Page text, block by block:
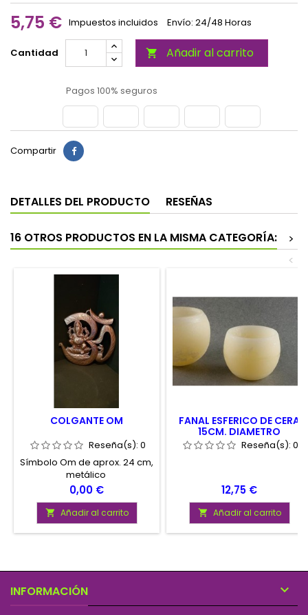
5,75 € Impuestos incluidos Envío: 24/48 Horas
Cantidad  Añadir al carrito
Pagos 100% seguros
Compartir
DETALLES DEL PRODUCTO RESEÑAS
16 OTROS PRODUCTOS EN LA MISMA CATEGORÍA:
>
<
COLGANTE OM
Reseña(s): 0
Símbolo Om de aprox. 24 cm,
metálico
Precio
0,00 €
 Añadir al carrito
FANAL ESFERICO DE CERA
15CM. DIAMETRO
Reseña(s): 0
Precio
12,75 €
 Añadir al carrito
INFORMACIÓN 